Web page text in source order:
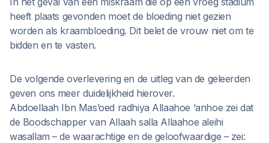
heeft plaats gevonden moet de bloeding niet gezien
worden als kraambloeding. Dit belet de vrouw niet om te
bidden en te vasten.
De volgende overlevering en de uitleg van de geleerden
geven ons meer duidelijkheid hierover.
Abdoellaah Ibn Mas’oed radhiya Allaahoe ‘anhoe zei dat
de Boodschapper van Allaah salla Allaahoe aleihi
wasallam – de waarachtige en de geloofwaardige – zei: